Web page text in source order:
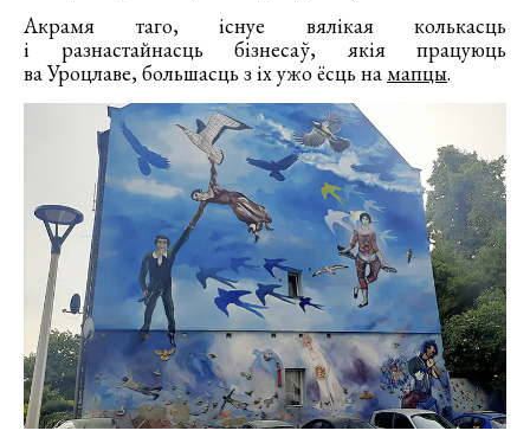
Акрамя таго, існуе вялікая колькасць
і разнастайнасць бізнесаў, якія працуюць
ва Уроцлаве, большасць з іх ужо ёсць намапцы.